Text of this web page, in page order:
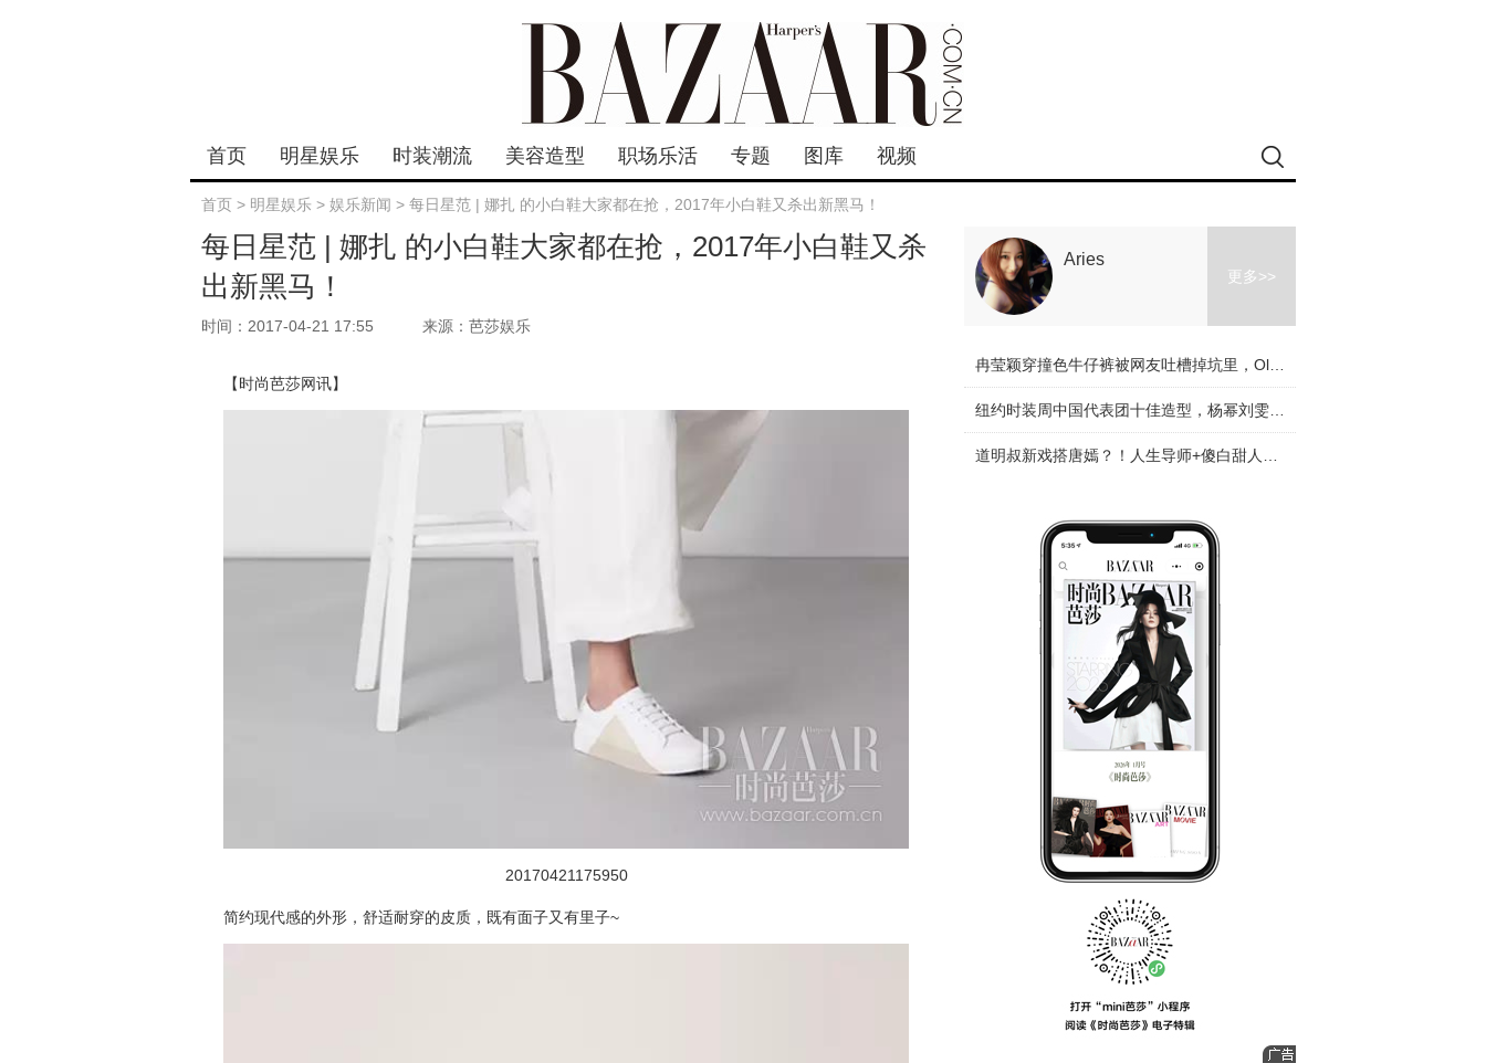
首页 明星娱乐 时装潮流 美容造型 职场乐活 专题 图库 视频
首页 > 明星娱乐 > 娱乐新闻 > 每日星范 | 娜扎 的小白鞋大家都在抢，2017年小白鞋又杀出新黑马！
每日星范 | 娜扎 的小白鞋大家都在抢，2017年小白鞋又杀
出新黑马！
时间：2017-04-21 17:55 来源：芭莎娱乐
【时尚芭莎网讯】
20170421175950
简约现代感的外形，舒适耐穿的皮质，既有面子又有里子~
Aries
更多>>